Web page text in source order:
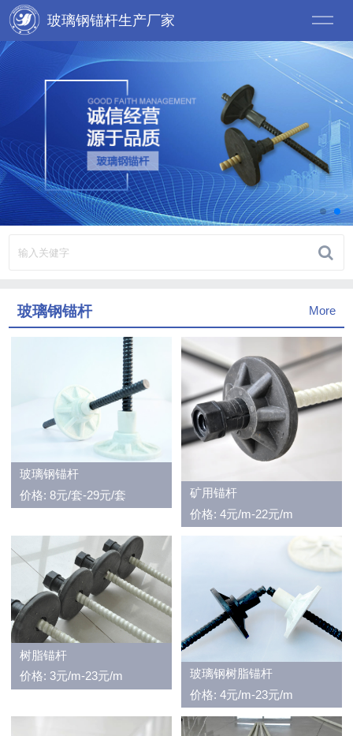
玻璃钢锚杆生产厂家
玻璃钢锚杆 More
玻璃钢锚杆
价格: 8元/套-29元/套
矿用锚杆
价格: 4元/m-22元/m
树脂锚杆
价格: 3元/m-23元/m
玻璃钢树脂锚杆
价格: 4元/m-23元/m